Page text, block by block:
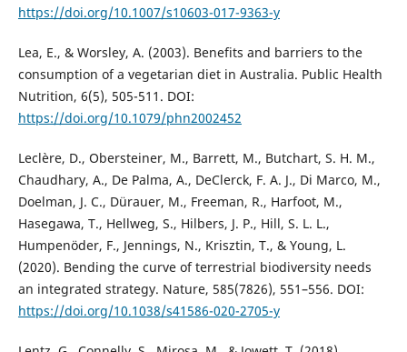
https://doi.org/10.1007/s10603-017-9363-y
Lea, E., & Worsley, A. (2003). Benefits and barriers to the
consumption of a vegetarian diet in Australia. Public Health
Nutrition, 6(5), 505-511. DOI:
https://doi.org/10.1079/phn2002452
Leclère, D., Obersteiner, M., Barrett, M., Butchart, S. H. M.,
Chaudhary, A., De Palma, A., DeClerck, F. A. J., Di Marco, M.,
Doelman, J. C., Dürauer, M., Freeman, R., Harfoot, M.,
Hasegawa, T., Hellweg, S., Hilbers, J. P., Hill, S. L. L.,
Humpenöder, F., Jennings, N., Krisztin, T., & Young, L.
(2020). Bending the curve of terrestrial biodiversity needs
an integrated strategy. Nature, 585(7826), 551–556. DOI:
https://doi.org/10.1038/s41586-020-2705-y